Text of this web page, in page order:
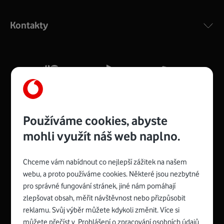
silný signál pro celou domácnost. Kompaktní rozměry 21
Více o COMPAL CH7465VF
Zyxel VMG8623-T50B:
Rozměry modemu jsou 16 x 22 x 7,5 cm (včetně stojánku)
a nabízí 4 gigabitové LAN porty a bezdrátové připojení Wi-
Spojte se s Vodafonem
Kontakty
Používáme cookies, abyste
mohli využít náš web naplno.
Chceme vám nabídnout co nejlepší zážitek na našem
webu, a proto používáme cookies. Některé jsou nezbytné
pro správné fungování stránek, jiné nám pomáhají
zlepšovat obsah, měřit návštěvnost nebo přizpůsobit
reklamu. Svůj výběr můžete kdykoli změnit. Více si
můžete přečíst v Prohlášení o zpracování osobních údajů